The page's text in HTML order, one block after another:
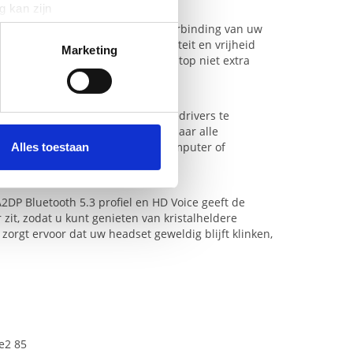
kan zijn
detailgedeeltein. U kunt uw
partners voor social
die u aan ze heeft
Marketing
Alles toestaan
Bluetooth-adapter kan de verbinding van uw
en geeft u maximale mobiliteit en vrijheid
en een ontwerp dat uw laptop niet extra
– u hoeft geen aparte softwaredrivers te
over-the-air software-updates naar alle
van de headset is, welke computer of
Bluetooth 5.3 profiel en HD Voice geeft de
zodat u kunt genieten van kristalheldere
ervoor dat uw headset geweldig blijft klinken,
85